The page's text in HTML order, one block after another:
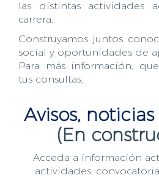
las distintas actividades
carrera.
Construyamos juntos
social y oportunidades de
Para más información,
tus consultas.
Avisos,
(En
Acceda a información
actividades,